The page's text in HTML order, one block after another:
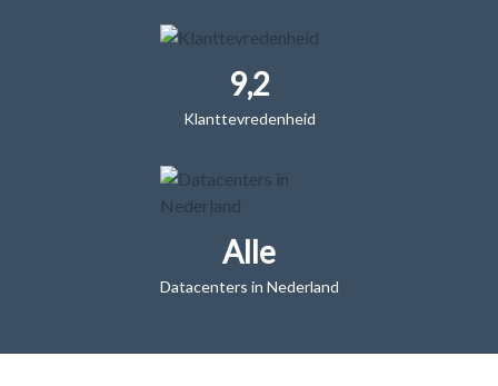
9,2
Klanttevredenheid
Alle
Datacenters in Nederland